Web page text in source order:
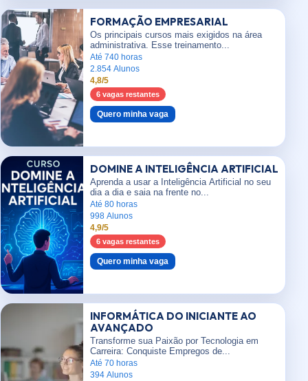
FORMAÇÃO EMPRESARIAL
Os principais cursos mais exigidos na área
administrativa. Esse treinamento...
Até 740 horas
2.854 Alunos
4,8/5
6 vagas restantes
Quero minha vaga
DOMINE A INTELIGÊNCIA ARTIFICIAL
Aprenda a usar a Inteligência Artificial no seu
dia a dia e saia na frente no...
Até 80 horas
998 Alunos
4,9/5
6 vagas restantes
Quero minha vaga
INFORMÁTICA DO INICIANTE AO
AVANÇADO
Transforme sua Paixão por Tecnologia em
Carreira: Conquiste Empregos de...
Até 70 horas
394 Alunos